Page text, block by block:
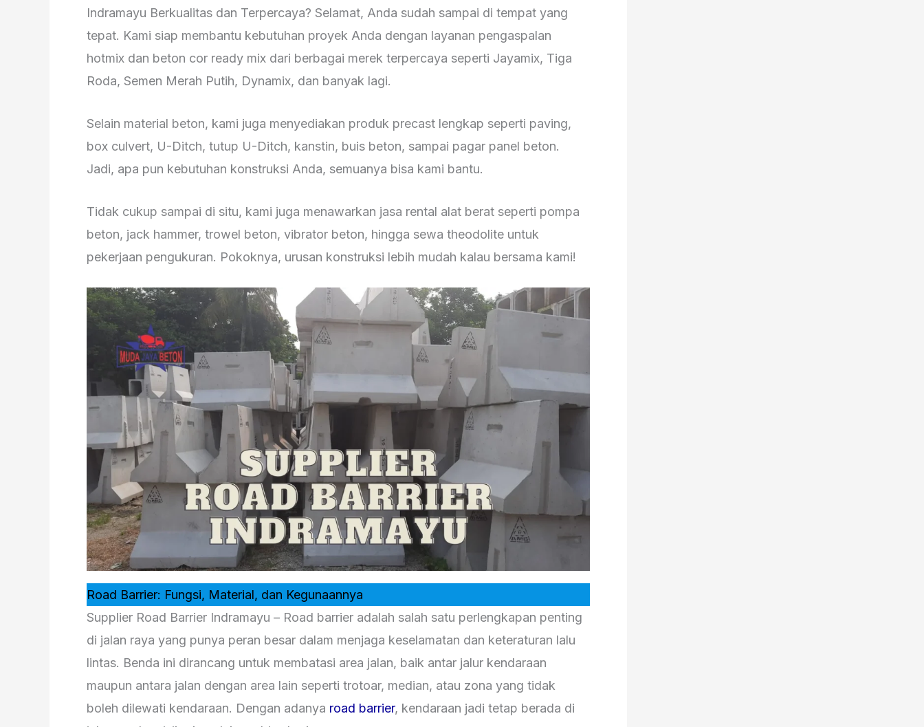
Indramayu Berkualitas dan Terpercaya? Selamat, Anda sudah sampai di tempat yang
tepat. Kami siap membantu kebutuhan proyek Anda dengan layanan pengaspalan
hotmix dan beton cor ready mix dari berbagai merek terpercaya seperti Jayamix, Tiga
Roda, Semen Merah Putih, Dynamix, dan banyak lagi.
Selain material beton, kami juga menyediakan produk precast lengkap seperti paving,
box culvert, U-Ditch, tutup U-Ditch, kanstin, buis beton, sampai pagar panel beton.
Jadi, apa pun kebutuhan konstruksi Anda, semuanya bisa kami bantu.
Tidak cukup sampai di situ, kami juga menawarkan jasa rental alat berat seperti pompa
beton, jack hammer, trowel beton, vibrator beton, hingga sewa theodolite untuk
pekerjaan pengukuran. Pokoknya, urusan konstruksi lebih mudah kalau bersama kami!
Road Barrier: Fungsi, Material, dan Kegunaannya
Supplier Road Barrier Indramayu – Road barrier adalah salah satu perlengkapan penting
di jalan raya yang punya peran besar dalam menjaga keselamatan dan keteraturan lalu
lintas. Benda ini dirancang untuk membatasi area jalan, baik antar jalur kendaraan
maupun antara jalan dengan area lain seperti trotoar, median, atau zona yang tidak
boleh dilewati kendaraan. Dengan adanya road barrier, kendaraan jadi tetap berada di